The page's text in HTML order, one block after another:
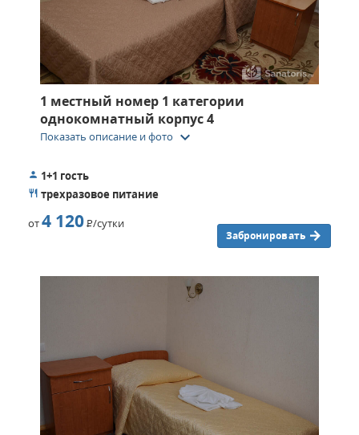
1 местный номер 1 категории
однокомнатный корпус 4
Показать описание и фото keyboard_arrow_down
1+1 гость
трехразовое питание
от4 120Р/сутки
Забронировать